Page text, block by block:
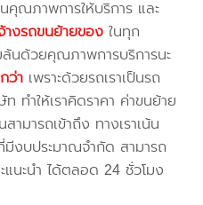
คุณภาพการให้บริการ และ
างรถขนย้ายของ ในทุก
ล้นด้วยคุณภาพการบริการนะ
ว่า เพราะด้วยรถเราเป็นรถ
ทำให้เราคิดราคา ค่าขนย้าย
ามารถเข้าถึง ทางเราเน้น
มีงบประมาณจำกัด สามารถ
นะนำ ได้ตลอด 24 ชั่วโมง